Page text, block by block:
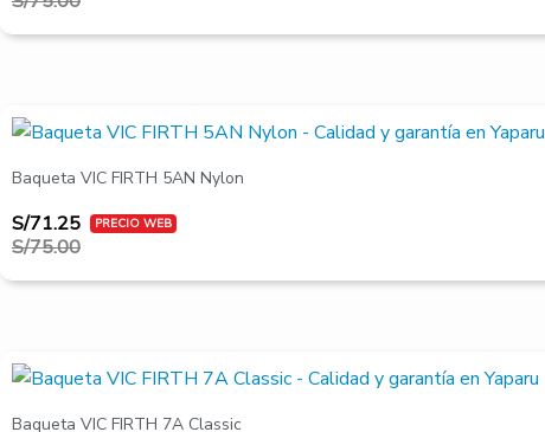
Baqueta VIC FIRTH 5AN Nylon
S/75.00
El
precio
era:
S/75.00.
S/71.25
El
precio
es:
S/71.25.
Baqueta VIC FIRTH 7A Classic
El
precio
El
precio